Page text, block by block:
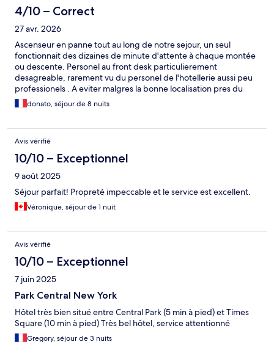
4/10 – Correct
27 avr. 2026
Ascenseur en panne tout au long de notre sejour, un seul
fonctionnait des dizaines de minute d'attente à chaque montée
ou descente. Personel au front desk particulierement
desagreable, rarement vu du personel de l'hotellerie aussi peu
professionels . A eviter malgres la bonne localisation pres du
parc et de timesquare .
donato, séjour de 8 nuits
Avis vérifié
10/10 – Exceptionnel
9 août 2025
Séjour parfait! Propreté impeccable et le service est excellent.
Véronique, séjour de 1 nuit
Avis vérifié
10/10 – Exceptionnel
7 juin 2025
Park Central New York
Hôtel très bien situé entre Central Park (5 min à pied) et Times
Square (10 min à pied) Très bel hôtel, service attentionné
Gregory, séjour de 3 nuits